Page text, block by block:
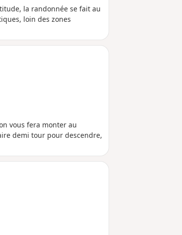
la randonnée se fait au
loin des zones
vous fera monter au
demi tour pour descendre,